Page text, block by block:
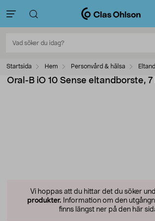
Startsida Hem Personvård & hälsa
Oral-B iO 10 Sense eltandborste,
Vi hoppas att du hittar det du söker
produkter. Information om den
finns längst ner på den här